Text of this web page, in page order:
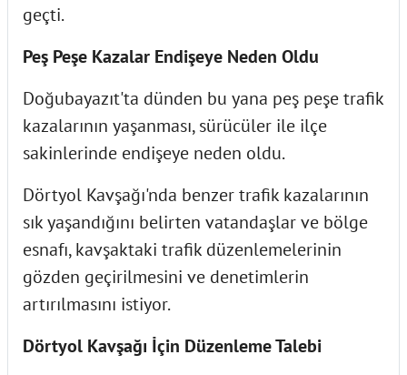
geçti.
Peş Peşe Kazalar Endişeye Neden Oldu
Doğubayazıt'ta dünden bu yana peş peşe trafik
kazalarının yaşanması, sürücüler ile ilçe
sakinlerinde endişeye neden oldu.
Dörtyol Kavşağı'nda benzer trafik kazalarının
sık yaşandığını belirten vatandaşlar ve bölge
esnafı, kavşaktaki trafik düzenlemelerinin
gözden geçirilmesini ve denetimlerin
artırılmasını istiyor.
Dörtyol Kavşağı İçin Düzenleme Talebi